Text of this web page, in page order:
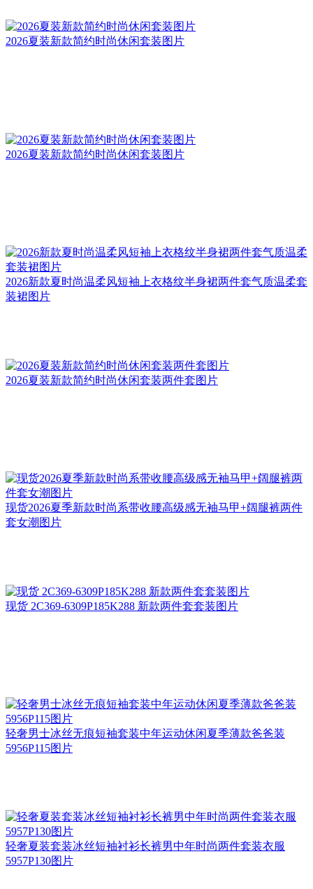
2026夏装新款简约时尚休闲套装图片
2026夏装新款简约时尚休闲套装图片
2026新款夏时尚温柔风短袖上衣格纹半身裙两件套气质温柔套
装裙图片
2026夏装新款简约时尚休闲套装两件套图片
现货2026夏季新款时尚系带收腰高级感无袖马甲+阔腿裤两件
套女潮图片
现货 2C369-6309P185K288 新款两件套套装图片
轻奢男士冰丝无痕短袖套装中年运动休闲夏季薄款爸爸装
5956P115图片
轻奢夏装套装冰丝短袖衬衫长裤男中年时尚两件套装衣服
5957P130图片